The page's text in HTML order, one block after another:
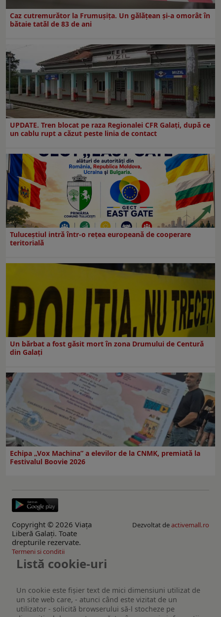
Caz cutremurător la Frumușița. Un gălățean și-a omorât în
bătaie tatăl de 83 de ani
UPDATE. Tren blocat pe raza Regionalei CFR Galați, după ce
un cablu rupt a căzut peste linia de contact
Tuluceștiul intră într-o rețea europeană de cooperare
teritorială
Un bărbat a fost găsit mort în zona Drumului de Centură
din Galați
Echipa „Vox Machina” a elevilor de la CNMK, premiată la
Festivalul Boovie 2026
Copyright © 2026 Viaţa
Liberă Galaţi. Toate
drepturile rezervate.
Dezvoltat deactivemall.ro
Termeni si conditii
Listă cookie-uri
Un cookie este fişier text de mici dimensiuni utilizat de
un site web care, - atunci când este vizitat de un
utilizator - solicită browserului să-l stocheze pe